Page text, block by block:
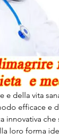
e della vita
efficace e
innovativa che
loro forma